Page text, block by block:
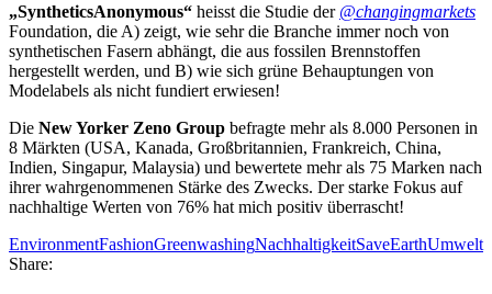
„SyntheticsAnonymous“ heisst die Studie der @changingmarkets
Foundation, die A) zeigt, wie sehr die Branche immer noch von
synthetischen Fasern abhängt, die aus fossilen Brennstoffen
hergestellt werden, und B) wie sich grüne Behauptungen von
Modelabels als nicht fundiert erwiesen!
Die New Yorker Zeno Group befragte mehr als 8.000 Personen in
8 Märkten (USA, Kanada, Großbritannien, Frankreich, China,
Indien, Singapur, Malaysia) und bewertete mehr als 75 Marken nach
ihrer wahrgenommenen Stärke des Zwecks. Der starke Fokus auf
nachhaltige Werten von 76% hat mich positiv überrascht!
EnvironmentFashionGreenwashingNachhaltigkeitSaveEarthUmwelt
Share: